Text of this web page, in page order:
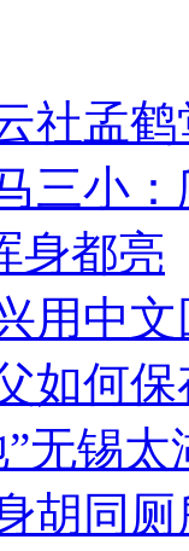
社孟
三小
身都亮
用中
如何
无锡
胡同